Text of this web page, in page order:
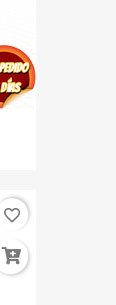
favorite_border